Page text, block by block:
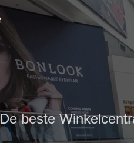
De beste